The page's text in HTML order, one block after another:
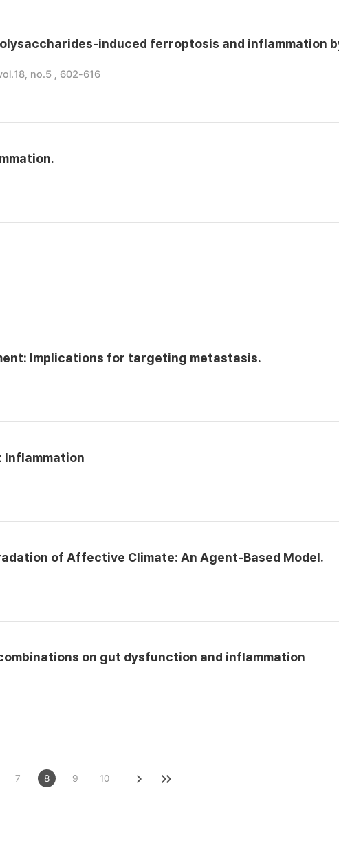
induced ferroptosis and inflammation
no.5 , 602-616
Implications for targeting metastasis.
Inflammation
of Affective Climate: An Agent-Based Model.
on gut dysfunction and inflammation
7 8 9 10